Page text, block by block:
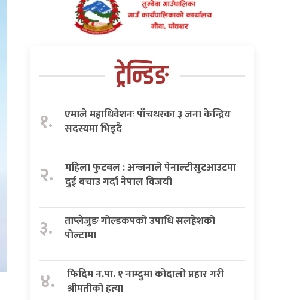
ट्रेन्डिङ
१.
एमाले महाधिवेशनः पाँचथरका ३ जना केन्द्रिय
सदस्यमा भिड्दै
२.
महिला फुटबल : अन्जनाले पेनाल्टीसुटआउटमा
दुई बचाउ गर्दा नेपाल विजयी
३.
ताप्लेजुङ गोल्डकपको उपाधि सलहेशको
पोल्टामा
४.
फिदिम न.पा. १ नाम्दुमा कोदालो प्रहार गरी
श्रीमतीको हत्या